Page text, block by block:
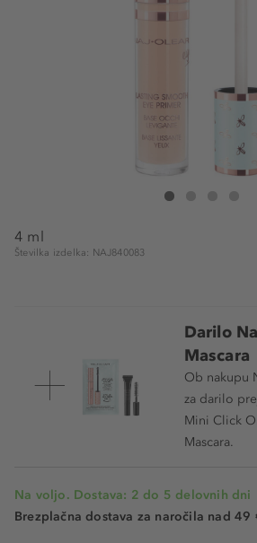
Naj Oleari Lasting
4 ml
Številka izdelka: NAJ840083
Darilo
Mascara
Ob nakupu
za darilo
Mini Click
Mascara.
Na voljo. Dostava: 2 do 5 delovnih dni
Brezplačna dostava za naročila nad 49